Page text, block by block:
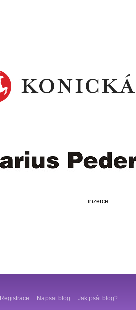
inzerce
Registrace Napsat blog Jak psát blog?